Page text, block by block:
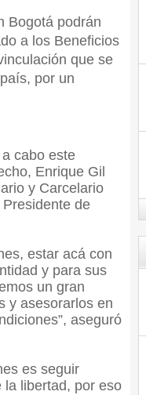
Bogotá podrán
a los Beneficios
que se
por un
cabo este
Enrique Gil
y Carcelario
de
estar acá con
y para sus
un gran
y asesorarlos en
aseguró
es seguir
la libertad, por eso